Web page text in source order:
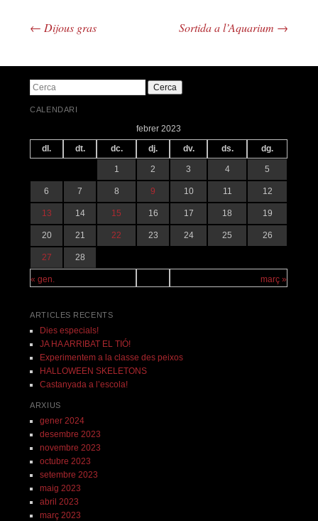
Navegació pels articles
← Dijous gras Sortida a l’Aquarium →
Cerca
CALENDARI
febrer 2023
dl. dt. dc. dj. dv. ds. dg.
« gen. març »
1 2 3 4 5
6 7 8 9 10 11 12
13 14 15 16 17 18 19
20 21 22 23 24 25 26
27 28
ARTICLES RECENTS
Dies especials!
JA HA ARRIBAT EL TIÓ!
Experimentem a la classe des peixos
HALLOWEEN SKELETONS
Castanyada a l’escola!
ARXIUS
gener 2024
desembre 2023
novembre 2023
octubre 2023
setembre 2023
maig 2023
abril 2023
març 2023